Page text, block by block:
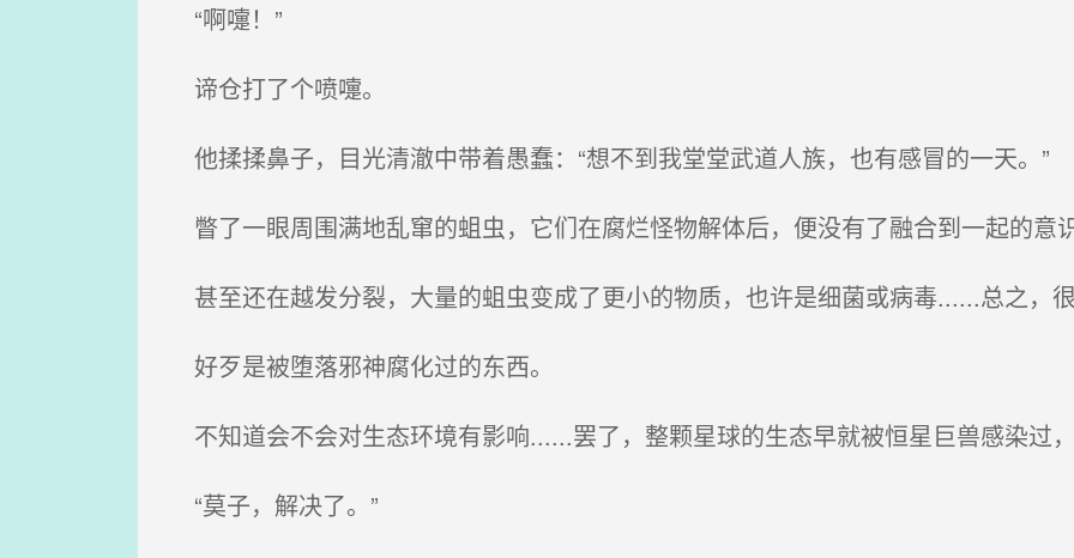
“啊嚏！”
谛仓打了个喷嚏。
他揉揉鼻子，目光清澈中带着愚蠢：“想不到我堂堂武道人族，也有感冒的一天。”
瞥了一眼周围满地乱窜的蛆虫，它们在腐烂怪物解体后，便没有了融合到一起的意
甚至还在越发分裂，大量的蛆虫变成了更小的物质，也许是细菌或病毒......总之，
好歹是被堕落邪神腐化过的东西。
不知道会不会对生态环境有影响......罢了，整颗星球的生态早就被恒星巨兽感染过
“莫子，解决了。”